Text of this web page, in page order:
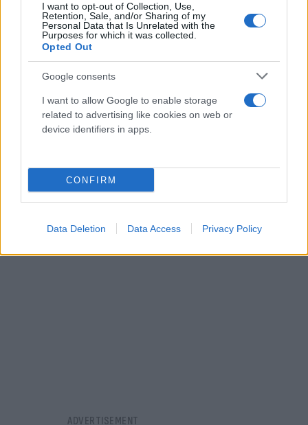
I want to opt-out of Collection, Use,
Retention, Sale, and/or Sharing of my
Personal Data that Is Unrelated with the
Purposes for which it was collected.
Opted Out
Google consents
I want to allow Google to enable storage
related to advertising like cookies on web or
device identifiers in apps.
CONFIRM
Data Deletion Data Access Privacy Policy
χορηγηθεί το φάρμακο. Αυτός ο χρόνος, θα πρέπει
να είναι σαφώς κάτω από μία ώρα. Το ότι έχουμε
περιθώριο 4,5 ώρες, δεν σημαίνει ότι ο ασθενής θα
έχει το ίδιο όφελος αν πάει την πρώτη ώρα, ή αν
ξεκινήσει το φάρμακο στις 4,5 ώρες. Η διαφορά
είναι τεράστια, αφού το όφελος για τον ασθενή που
κάνει θρομβόλυση την πρώτη ώρα που παθαίνει
από αυτή στατιστικά, αν κάνει θρομβόλυση στις 4,5